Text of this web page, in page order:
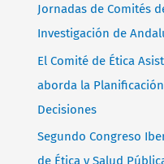
Jornadas de Comités
Investigación de
El Comité de Ética
aborda la
Decisiones
Segundo Congreso
de Ética y Salud